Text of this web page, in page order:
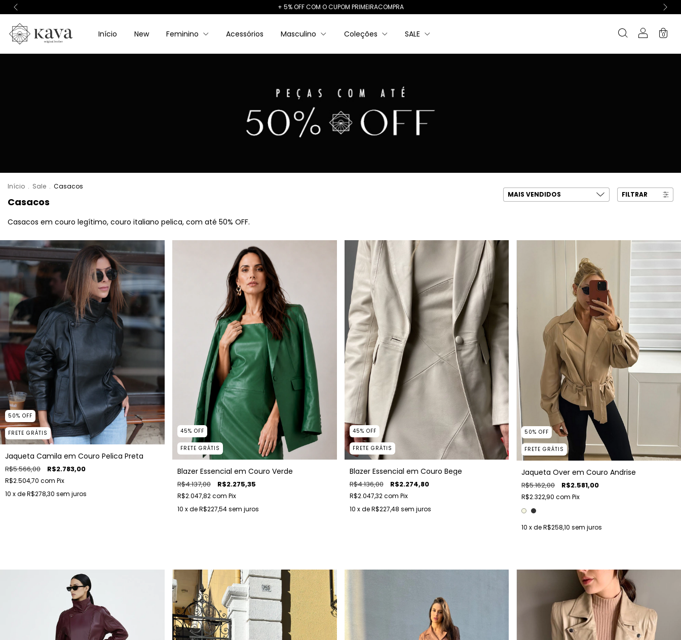
+ 5% OFF COM O CUPOM PRIMEIRACOMPRA
Início New Feminino Acessórios Masculino Coleções SALE 0
Início . Sale . Casacos
Casacos
FILTRAR
Casacos em couro legítimo, couro italiano pelica, com até 50% OFF.
50% OFF
FRETE GRÁTIS
Jaqueta Camila em Couro Pelica Preta
R$5.566,00 R$2.783,00
R$2.504,70 com Pix
10 x deR$278,30 sem juros
45% OFF
FRETE GRÁTIS
Blazer Essencial em Couro Verde
R$4.137,00 R$2.275,35
R$2.047,82com Pix
10 x deR$227,54sem juros
45% OFF
FRETE GRÁTIS
Blazer Essencial em Couro Bege
R$4.136,00 R$2.274,80
R$2.047,32com Pix
10 x deR$227,48 sem juros
50%OFF
FRETE GRÁTIS
Jaqueta Over em Couro Andrise
R$5.162,00 R$2.581,00
R$2.322,90com Pix
10 x deR$258,10 sem juros